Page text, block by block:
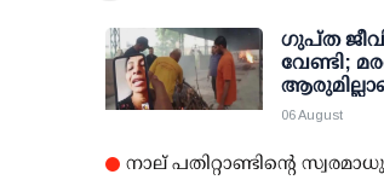
ഗുപ്ത
വേണ്ടി; മരണ നേരത്ത്
06 August
നാല് പതിറ്റാണ്ടിന്റെ